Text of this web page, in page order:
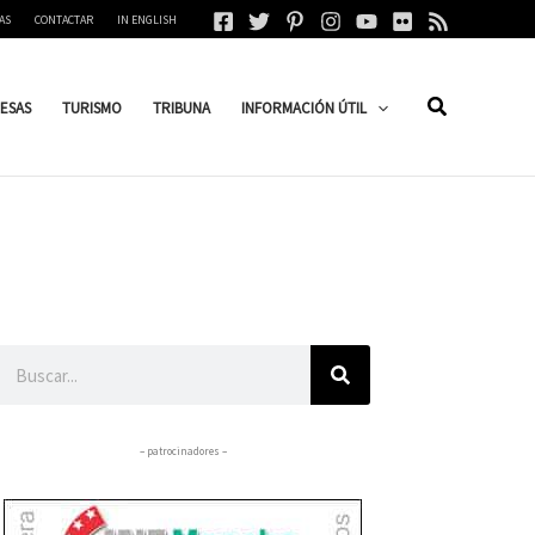
CONTACTAR IN ENGLISH
TURISMO TRIBUNA INFORMACIÓN ÚTIL
– patrocinadores –